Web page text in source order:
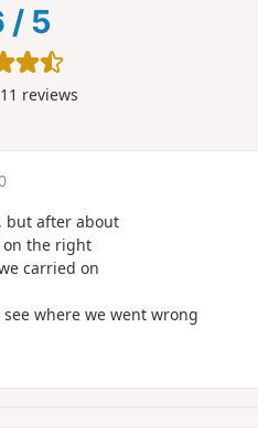
/ 5
11 reviews
but after about
on the right
carried on
where we went wrong